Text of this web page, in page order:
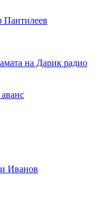
Пантилеев
на Дарик радио
Иванов